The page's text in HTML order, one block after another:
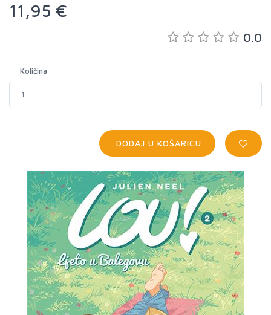
11,95 €
0.0
Količina
DODAJ U KOŠARICU